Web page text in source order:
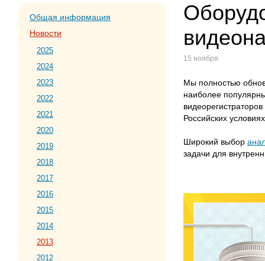
Общая информация
Новости
2025
2024
2023
2022
2021
2020
2019
2018
2017
2016
2015
2014
2013
2012
15 ноября
Мы полностью
наиболее
Российских
Широкий выбор
задачи для